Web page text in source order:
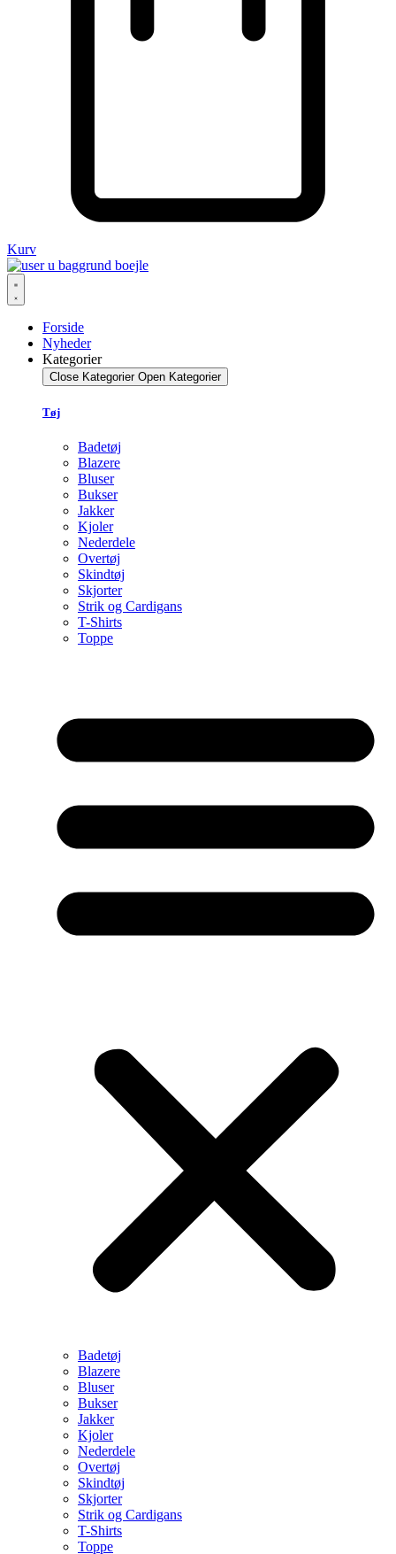
Kurv
Forside
Nyheder
Kategorier
Close Kategorier Open Kategorier
Tøj
Badetøj
Blazere
Bluser
Bukser
Jakker
Kjoler
Nederdele
Overtøj
Skindtøj
Skjorter
Strik og Cardigans
T-Shirts
Toppe
Badetøj
Blazere
Bluser
Bukser
Jakker
Kjoler
Nederdele
Overtøj
Skindtøj
Skjorter
Strik og Cardigans
T-Shirts
Toppe